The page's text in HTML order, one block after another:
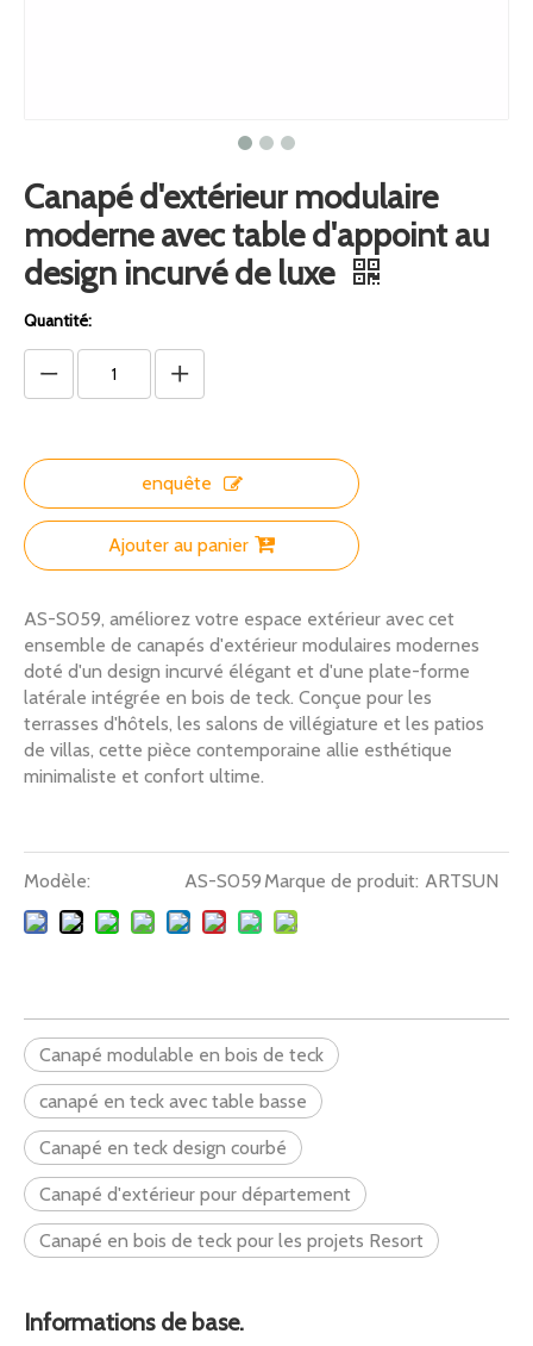
Canapé d'extérieur modulaire
moderne avec table d'appoint au
design incurvé de luxe
Quantité:
enquête
Ajouter au panier
AS-S059, améliorez votre espace extérieur avec cet
ensemble de canapés d'extérieur modulaires modernes
doté d'un design incurvé élégant et d'une plate-forme
latérale intégrée en bois de teck. Conçue pour les
terrasses d'hôtels, les salons de villégiature et les patios
de villas, cette pièce contemporaine allie esthétique
minimaliste et confort ultime.
Modèle: AS-S059 Marque de produit: ARTSUN
Canapé modulable en bois de teck
canapé en teck avec table basse
Canapé en teck design courbé
Canapé d'extérieur pour département
Canapé en bois de teck pour les projets Resort
Informations de base.